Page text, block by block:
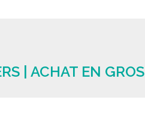
| ACHAT EN GROS